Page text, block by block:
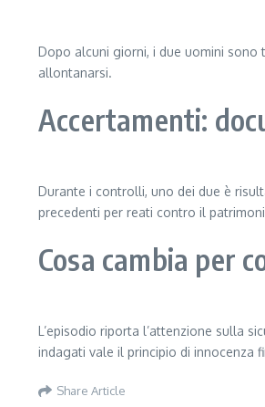
Dopo alcuni giorni, i due uomini sono
allontanarsi.
Accertamenti:
Durante i controlli, uno dei due è
precedenti per reati contro il
Cosa cambia per
L’episodio riporta l’attenzione sulla
indagati vale il principio di innocenza
Share Article